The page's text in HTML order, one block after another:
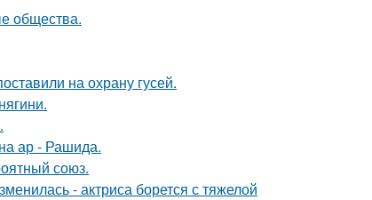
общества.
на охрану гусей.
ар - Рашида.
союз.
- актриса борется с тяжелой